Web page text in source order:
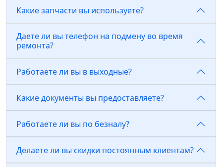
Какие запчасти вы используете?
Даете ли вы телефон на подмену во время
ремонта?
Работаете ли вы в выходные?
Какие документы вы предоставляете?
Работаете ли вы по безналу?
Делаете ли вы скидки постоянным клиентам?